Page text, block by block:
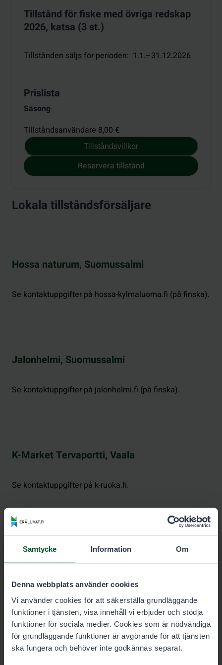
Samtycke Information Om
Denna webbplats använder cookies
Vi använder cookies för att säkerställa grundläggande
funktioner i tjänsten, visa innehåll vi erbjuder och stödja
funktioner för sociala medier. Cookies som är nödvändiga
för grundläggande funktioner är avgörande för att tjänsten
ska fungera och behöver inte godkännas separat.
Tillstånd för fiske med övriga redskap
2026, katsa (3 st.)
Tillstånden säljs för perioden: 1.1.–31.12.2026
Prislista
Säsong
Tillståndsanvändare 8,00 €
Tillståndsvillkor
Reservera tillstånd
Lokala tillståndsförsäljare
Hossa naturum, Suomussalmi
Se kontaktuppgifter på hossa-kylmaluoma.fi (på finska).
Jalonhelmi, Suomussalmi
Se kontaktuppgifter på jalonhelmi.fi (på finska).
K-Market Tervaportti, Vaala
Se kontaktuppgifter på k-ruoka.fi.
Neste Posio
Se kontaktuppgifter på neste.fi (på finska).
Neste Pudasjärvi